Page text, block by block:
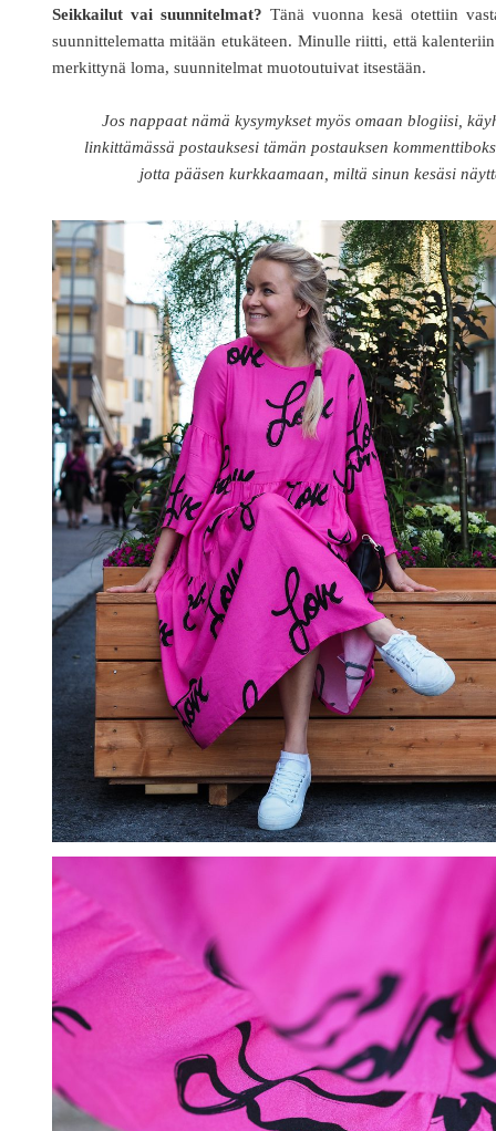
Seikkailut vai suunnitelmat? Tänä vuonna kesä otettiin
suunnittelematta mitään etukäteen. Minulle riitti, että
merkittynä loma, suunnitelmat muotoutuivat itsestään.
Jos nappaat nämä kysymykset myös omaan blogiisi,
linkittämässä postauksesi tämän postauksen
jotta pääsen kurkkaamaan, miltä sinun kesäsi